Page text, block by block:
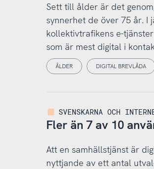
Sett till ålder är det
synnerhet de över 75 år.
kollektivtrafikens e-
som är mest digital i
ÅLDER DIGITAL BREVLÅDA
SVENSKARNA OCH
Fler än 7 av 10
Att en samhällstjänst är
nyttjande av ett antal